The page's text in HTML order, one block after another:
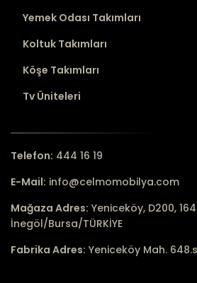
Yemek Odası Takımları
Koltuk Takımları
Köşe Takımları
Tv Üniteleri
Telefon: 444 16 19
E-Mail: info@celmomobilya.com
Mağaza Adres: Yeniceköy, D200,
İnegöl/Bursa/TÜRKİYE
Fabrika Adres: Yeniceköy Mah.